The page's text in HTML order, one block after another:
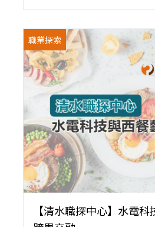
職業探索
【清水職探中心】水電